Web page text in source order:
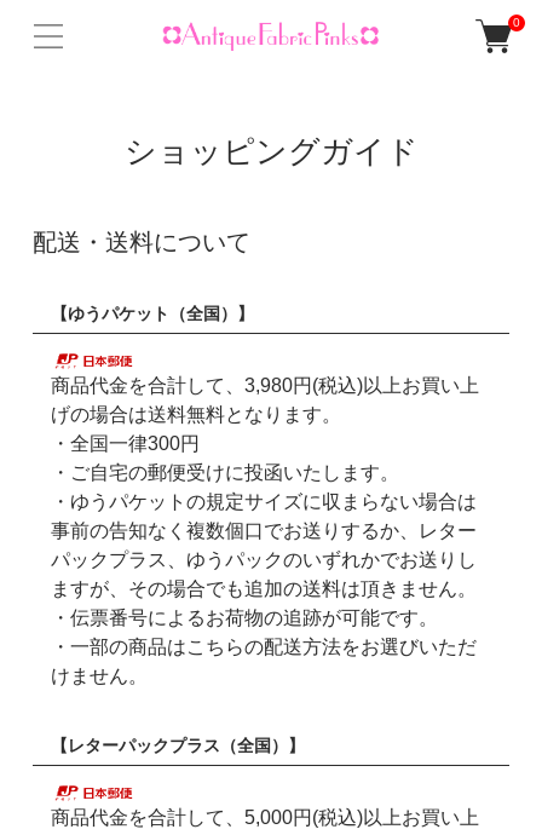
0
ショッピングガイド
配送・送料について
【ゆうパケット（全国）】
商品代金を合計して、3,980円(税込)以上お買い上
げの場合は送料無料となります。
・全国一律300円
・ご自宅の郵便受けに投函いたします。
・ゆうパケットの規定サイズに収まらない場合は
事前の告知なく複数個口でお送りするか、レター
パックプラス、ゆうパックのいずれかでお送りし
ますが、その場合でも追加の送料は頂きません。
・伝票番号によるお荷物の追跡が可能です。
・一部の商品はこちらの配送方法をお選びいただ
けません。
【レターパックプラス（全国）】
商品代金を合計して、5,000円(税込)以上お買い上